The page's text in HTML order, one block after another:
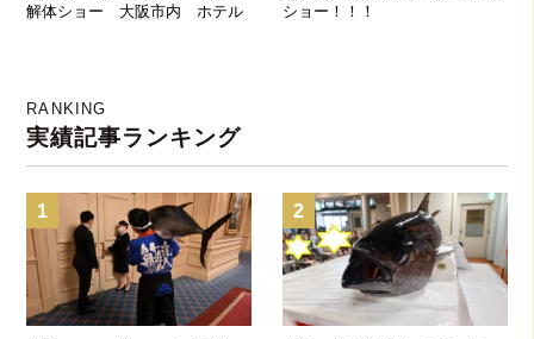
解体ショー 大阪市内 ホテル
ショー！！！
RANKING
実績記事ランキング
1 2